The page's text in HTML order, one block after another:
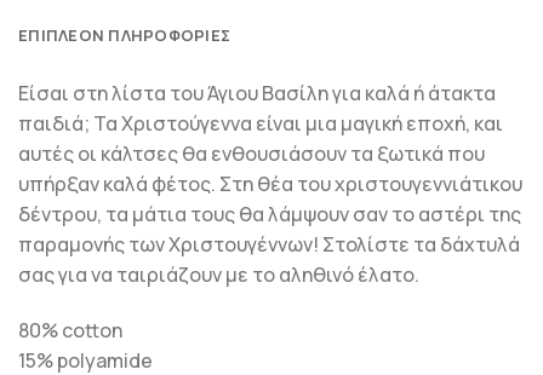
ΕΠΙΠΛΈΟΝ ΠΛΗΡΟΦΟΡΊΕΣ
Είσαι στη λίστα του Άγιου Βασίλη για καλά ή άτακτα
παιδιά; Τα Χριστούγεννα είναι μια μαγική εποχή, και
αυτές οι κάλτσες θα ενθουσιάσουν τα ξωτικά που
υπήρξαν καλά φέτος. Στη θέα του χριστουγεννιάτικου
δέντρου, τα μάτια τους θα λάμψουν σαν το αστέρι της
παραμονής των Χριστουγέννων! Στολίστε τα δάχτυλά
σας για να ταιριάζουν με το αληθινό έλατο.
80% cotton
15% polyamide